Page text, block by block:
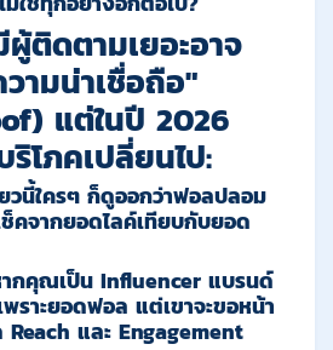
ติดตามเยอะอาจ
ามน่าเชื่อถือ"
แต่ในปี 2026
โภคเปลี่ยนไป:
วนี้ใครๆ ก็ดูออกว่าฟอลปลอม
คจากยอดไลค์เทียบกับยอด
กคุณเป็น Influencer แบรนด์
ราะยอดฟอล แต่เขาจะขอหน้า
และ Engagement